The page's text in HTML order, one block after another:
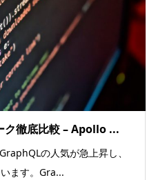
徹底比較 – Apollo ...
の人気が急上昇し、
ます。Gra...